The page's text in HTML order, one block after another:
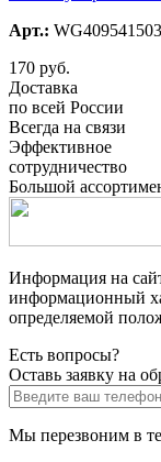
Арт.:
170 руб.
Доставка
по всей России
Всегда на связи
Эффективное
сотрудничество
Большой
Информация на
информационный
определяемой
Есть вопросы?
Оставь заявку на
Мы перезвоним в